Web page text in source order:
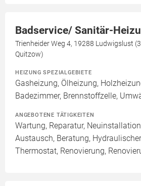
Badservice/ Sanitär-
Trienheider Weg 4, 19288 Ludwigslust
Quitzow)
HEIZUNG SPEZIALGEBIETE
Gasheizung, Ölheizung,
Badezimmer, Brennstoffzelle,
ANGEBOTENE TÄTIGKEITEN
Wartung, Reparatur,
Austausch, Beratung,
Thermostat, Renovierung,